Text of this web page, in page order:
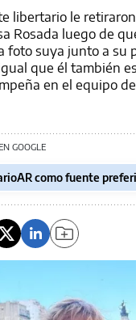
libertario le
Rosada luego de
foto suya junto a su
que él también
en el equipo
GOOGLE
como fuente